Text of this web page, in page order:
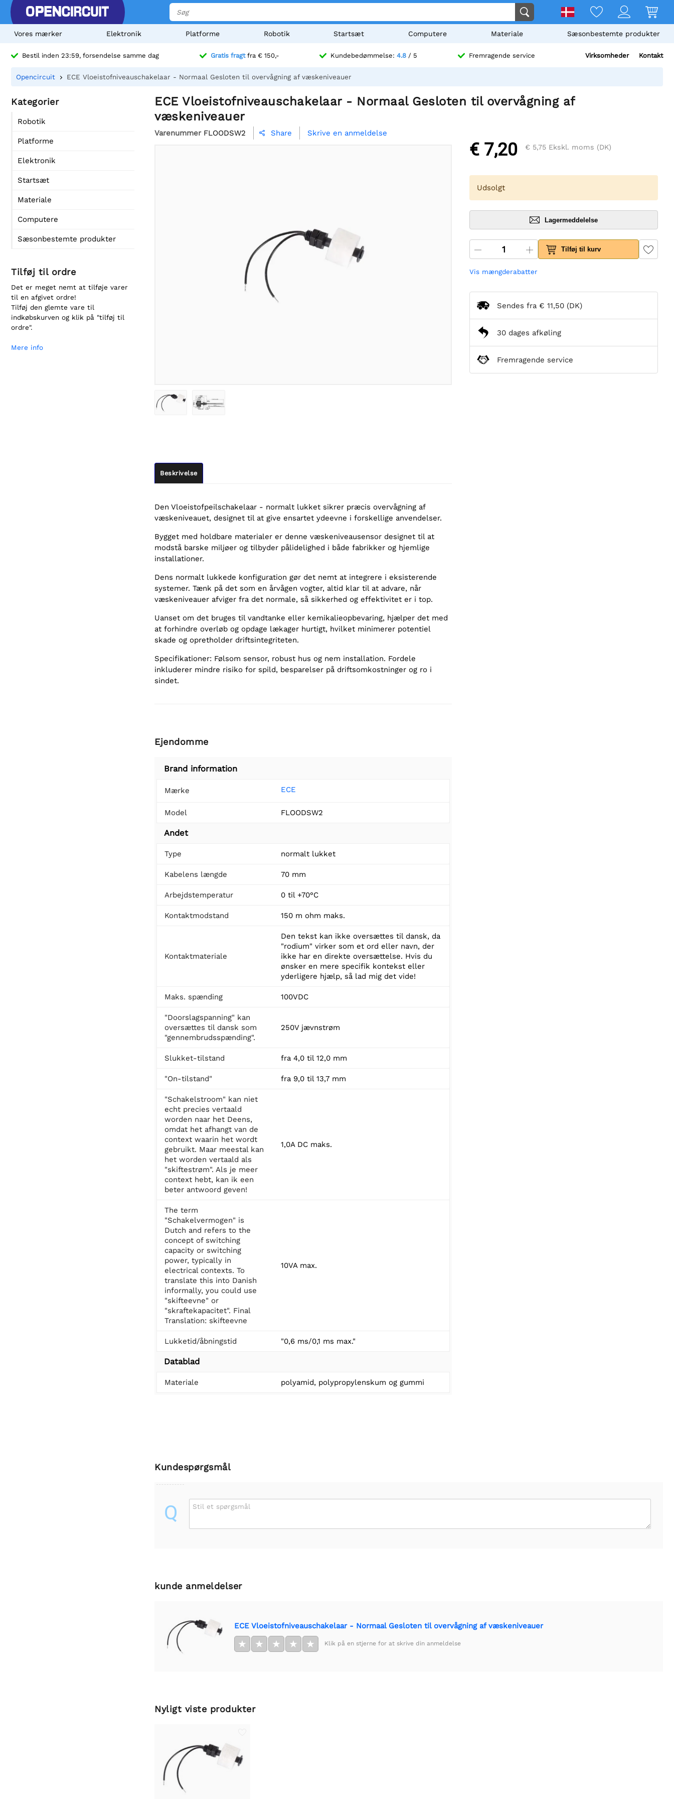
Vores mærker Elektronik Platforme Robotik Startsæt Computere Materiale Sæsonbestemte produkter
Bestil inden 23:59, forsendelse samme dag Gratis fragtfra € 150,- Kundebedømmelse: 4.8 / 5 Fremragende service Virksomheder Kontakt
Opencircuit ECE Vloeistofniveauschakelaar - Normaal Gesloten til overvågning af væskeniveauer
Kategorier
Robotik
Platforme
Elektronik
Startsæt
Materiale
Computere
Sæsonbestemte produkter
Tilføj til ordre
Det er meget nemt at tilføje varer
til en afgivet ordre!
Tilføj den glemte vare til
indkøbskurven og klik på "tilføj til
ordre".
Mere info
ECE Vloeistofniveauschakelaar - Normaal Gesloten til overvågning af
væskeniveauer
Varenummer FLOODSW2  Share Skrive en anmeldelse
Beskrivelse
Den Vloeistofpeilschakelaar - normalt lukket sikrer præcis overvågning af
væskeniveauet, designet til at give ensartet ydeevne i forskellige anvendelser.
Bygget med holdbare materialer er denne væskeniveausensor designet til at
modstå barske miljøer og tilbyder pålidelighed i både fabrikker og hjemlige
installationer.
Dens normalt lukkede konfiguration gør det nemt at integrere i eksisterende
systemer. Tænk på det som en årvågen vogter, altid klar til at advare, når
væskeniveauer afviger fra det normale, så sikkerhed og effektivitet er i top.
Uanset om det bruges til vandtanke eller kemikalieopbevaring, hjælper det med
at forhindre overløb og opdage lækager hurtigt, hvilket minimerer potentiel
skade og opretholder driftsintegriteten.
Specifikationer: Følsom sensor, robust hus og nem installation. Fordele
inkluderer mindre risiko for spild, besparelser på driftsomkostninger og ro i
sindet.
Ejendomme
Brand information
Mærke ECE
Model FLOODSW2
Andet
Type normalt lukket
Kabelens længde 70 mm
Arbejdstemperatur 0 til +70°C
Kontaktmodstand 150 m ohm maks.
Kontaktmateriale
Den tekst kan ikke oversættes til dansk, da
"rodium" virker som et ord eller navn, der
ikke har en direkte oversættelse. Hvis du
ønsker en mere specifik kontekst eller
yderligere hjælp, så lad mig det vide!
Maks. spænding 100VDC
"Doorslagspanning" kan
oversættes til dansk som
"gennembrudsspænding".
250V jævnstrøm
Slukket-tilstand fra 4,0 til 12,0 mm
"On-tilstand" fra 9,0 til 13,7 mm
"Schakelstroom" kan niet
echt precies vertaald
worden naar het Deens,
omdat het afhangt van de
context waarin het wordt
gebruikt. Maar meestal kan
het worden vertaald als
"skiftestrøm". Als je meer
context hebt, kan ik een
beter antwoord geven!
1,0A DC maks.
The term
"Schakelvermogen" is
Dutch and refers to the
concept of switching
capacity or switching
power, typically in
electrical contexts. To
translate this into Danish
informally, you could use
"skifteevne" or
"skraftekapacitet". Final
Translation: skifteevne
10VA max.
Lukketid/åbningstid "0,6 ms/0,1 ms max."
Datablad
Materiale polyamid, polypropylenskum og gummi
€ 7,20 € 5,75 Ekskl. moms (DK)
Udsolgt
Lagermeddelelse
Tilføj til kurv
Vis mængderabatter
Sendes fra € 11,50 (DK)
30 dages afkøling
Fremragende service
Kundespørgsmål
Q Stil et spørgsmål
kunde anmeldelser
ECE Vloeistofniveauschakelaar - Normaal Gesloten til overvågning af væskeniveauer
★ ★ ★ ★ ★ Klik på en stjerne for at skrive din anmeldelse
Nyligt viste produkter